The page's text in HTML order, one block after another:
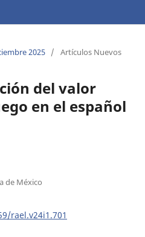
2025 / Artículos Nuevos
del valor
en el español
de México
rael.v24i1.701